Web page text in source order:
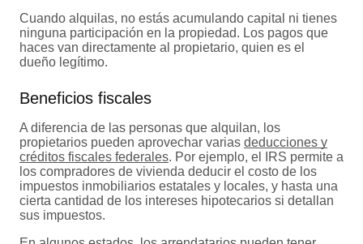
Cuando alquilas, no estás acumulando capital ni tienes
ninguna participación en la propiedad. Los pagos que
haces van directamente al propietario, quien es el
dueño legítimo.
Beneficios fiscales
A diferencia de las personas que alquilan, los
propietarios pueden aprovechar varias deducciones y
créditos fiscales federales. Por ejemplo, el IRS permite a
los compradores de vivienda deducir el costo de los
impuestos inmobiliarios estatales y locales, y hasta una
cierta cantidad de los intereses hipotecarios si detallan
sus impuestos.